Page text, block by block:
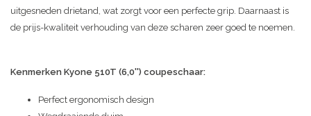
uitgesneden drietand, wat zorgt voor een perfecte grip. Daarnaast is
de prijs-kwaliteit verhouding van deze scharen zeer goed te noemen.
Kenmerken Kyone 510T (6,0'') coupeschaar:
Perfect ergonomisch design